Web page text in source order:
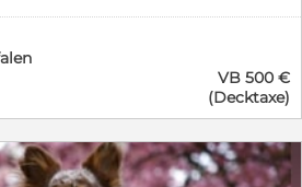
Bei Interesse gerne melden.
VB 500 €
(Decktaxe)